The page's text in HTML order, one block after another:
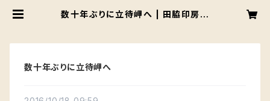
数十年ぶりに立待岬へ | 田脇印房バ
数十年ぶりに立待岬へ